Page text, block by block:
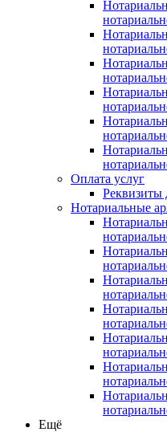
Оплата услуг
Реквизиты
Нотариальные
Ещё